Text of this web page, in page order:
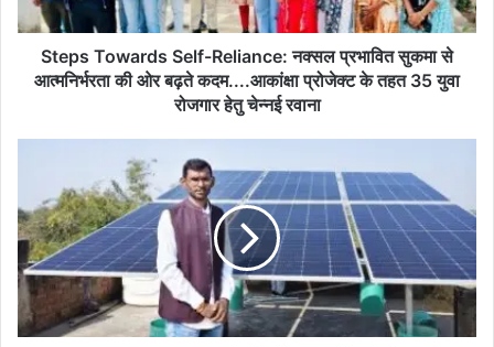
a
-
R
e
l
i
a
Steps Towards Self-Reliance: नक्सल प्रभावित सुकमा से
आत्मनिर्भरता की ओर बढ़ते कदम....आकांक्षा प्रोजेक्ट के तहत 35 युवा
रोजगार हेतु चेन्नई रवाना
u
r
y
a
G
h